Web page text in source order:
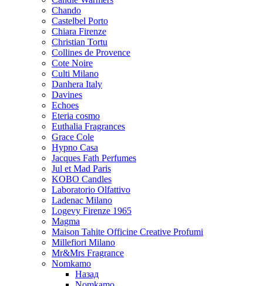
Chando
Castelbel Porto
Chiara Firenze
Christian Tortu
Collines de Provence
Cote Noire
Culti Milano
Danhera Italy
Davines
Echoes
Eteria cosmo
Euthalia Fragrances
Grace Cole
Hypno Casa
Jacques Fath Perfumes
Jul et Mad Paris
KOBO Candles
Laboratorio Olfattivo
Ladenac Milano
Logevy Firenze 1965
Magma
Maison Tahite Officine Creative Profumi
Millefiori Milano
Mr&Mrs Fragrance
Nomkamo
Назад